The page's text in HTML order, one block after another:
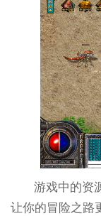
游戏中的资
让你的冒险之路